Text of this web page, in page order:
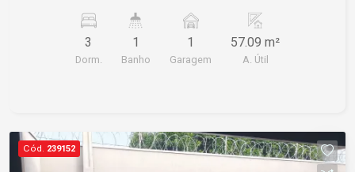
social - Lavanderia com armários -01 vaga de
garagem Imóvel bem distribuído, com ambientes
funcionais e ótima iluminação natural. Ideal para
informações e agende sua visita!
3
Dorm.
1
Banho
1
Garagem
57.09 m²
A. Útil
Cód. 239152